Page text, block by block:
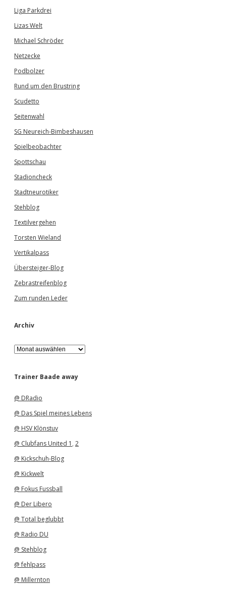
Liga Parkdrei
Lizas Welt
Michael Schröder
Netzecke
Podbolzer
Rund um den Brustring
Scudetto
Seitenwahl
SG Neureich-Bimbeshausen
Spielbeobachter
Spottschau
Stadioncheck
Stadtneurotiker
Stehblog
Textilvergehen
Torsten Wieland
Vertikalpass
Übersteiger-Blog
Zebrastreifenblog
Zum runden Leder
Archiv
A
r
h
Trainer Baade away
@ DRadio
@ Das Spiel meines Lebens
@ HSV Klönstuv
@ Clubfans United 1 , 2
@ Kickschuh-Blog
@ Kickwelt
@ Fokus Fussball
@ Der Libero
@ Total beglubbt
@ Radio DU
@ Stehblog
@ fehlpass
@ Millernton